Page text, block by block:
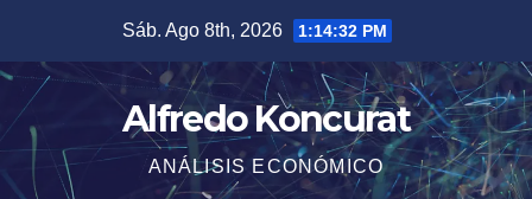
contenido
Sáb. Ago 8th, 2026 1:14:32 PM
Alfredo Koncurat
ANÁLISIS ECONÓMICO